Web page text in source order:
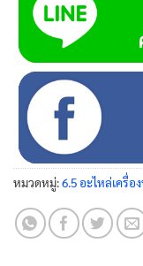
หมวดหมู่:6.5 อะไหล่เครื่อ